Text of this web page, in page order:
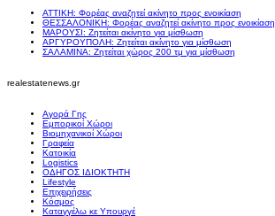
ΑΤΤΙΚΗ: Φορέας αναζητεί ακίνητο προς ενοικίαση
ΘΕΣΣΑΛΟΝΙΚΗ: Φορέας αναζητεί ακίνητο προς ενοικίαση
ΜΑΡΟΥΣΙ: Ζητείται ακίνητο για μίσθωση
ΑΡΓΥΡΟΥΠΟΛΗ: Ζητείται ακίνητο για μίσθωση
ΣΑΛΑΜΙΝΑ: Ζητείται χώρος 200 τμ για μίσθωση
realestatenews.gr
Αγορά Γης
Εμπορικοί Χώροι
Βιομηχανικοί Χώροι
Γραφεία
Κατοικία
Logistics
ΟΔΗΓΟΣ ΙΔΙΟΚΤΗΤΗ
Lifestyle
Επιχειρήσεις
Κόσμος
Καταγγέλω κε Υπουργέ